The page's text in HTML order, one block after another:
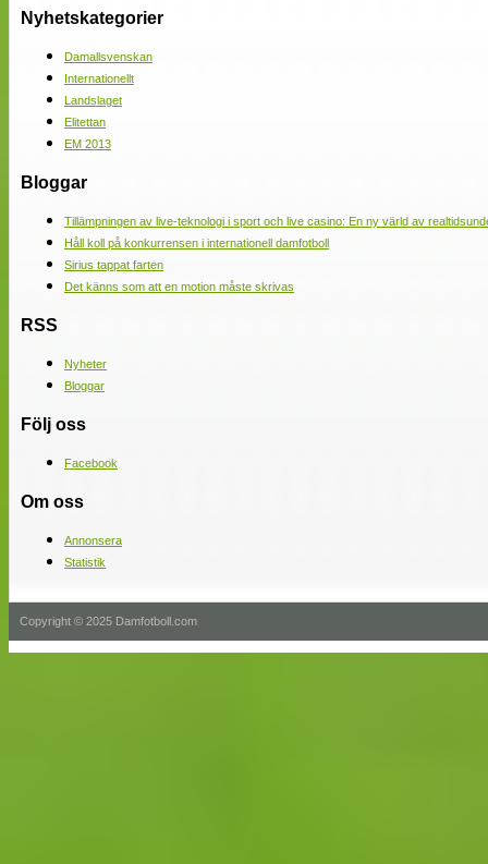
Nyhetskategorier
Damallsvenskan
Internationellt
Landslaget
Elitettan
EM 2013
Bloggar
Tillämpningen av live-teknologi i sport och live casino: En ny värld av
Håll koll på konkurrensen i internationell damfotboll
Sirius tappat farten
Det känns som att en motion måste skrivas
RSS
Nyheter
Bloggar
Följ oss
Facebook
Om oss
Annonsera
Statistik
Copyright © 2025 Damfotboll.com